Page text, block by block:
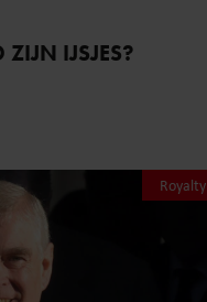
IJSJES?
Royalty